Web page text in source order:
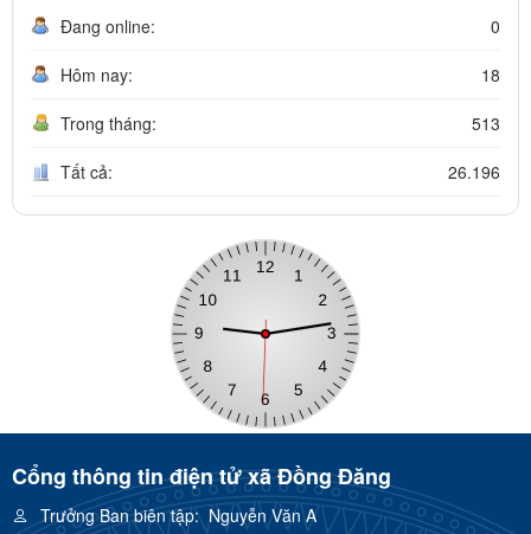
Đang online: 0
Hôm nay: 18
Trong tháng: 513
Tất cả: 26.196
Cổng thông tin điện tử xã Đồng Đăng
Trưởng Ban biên tập:Nguyễn Văn A